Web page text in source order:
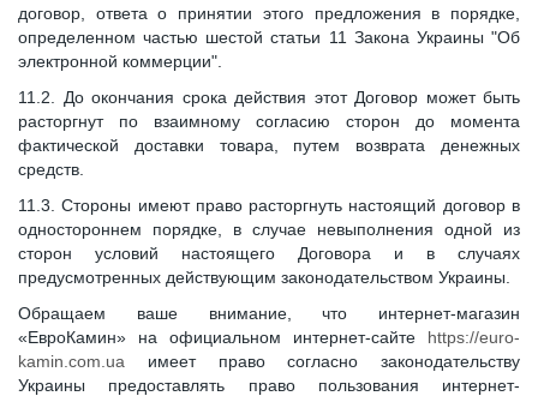
договор, ответа о принятии этого предложения в порядке,
определенном частью шестой статьи 11 Закона Украины "Об
электронной коммерции".
11.2. До окончания срока действия этот Договор может быть
расторгнут по взаимному согласию сторон до момента
фактической доставки товара, путем возврата денежных
средств.
11.3. Стороны имеют право расторгнуть настоящий договор в
одностороннем порядке, в случае невыполнения одной из
сторон условий настоящего Договора и в случаях
предусмотренных действующим законодательством Украины.
Обращаем ваше внимание, что интернет-магазин
«ЕвроКамин» на официальном интернет-сайте https://euro-
kamin.com.ua имеет право согласно законодательству
Украины предоставлять право пользования интернет-